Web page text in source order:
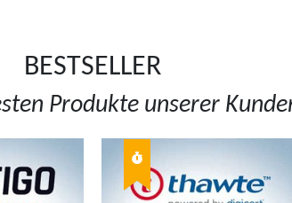
BESTSELLER
Produkte unserer